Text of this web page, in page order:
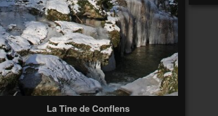
La Tine de Conflens